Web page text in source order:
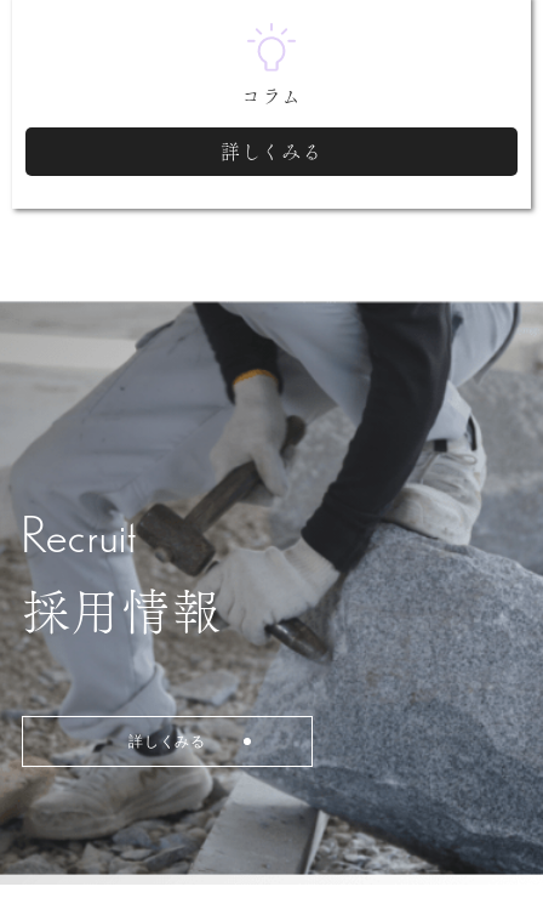
コラム
詳しくみる
Recruit
採用情報
詳しくみる